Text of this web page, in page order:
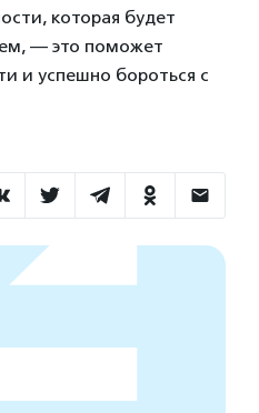
которая будет
— это поможет
и успешно бороться с